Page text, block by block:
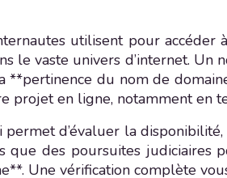
utilisent pour
le vaste univers d’internet.
du nom de
projet en ligne, notamment en
d’évaluer la
des poursuites
Une vérification complète